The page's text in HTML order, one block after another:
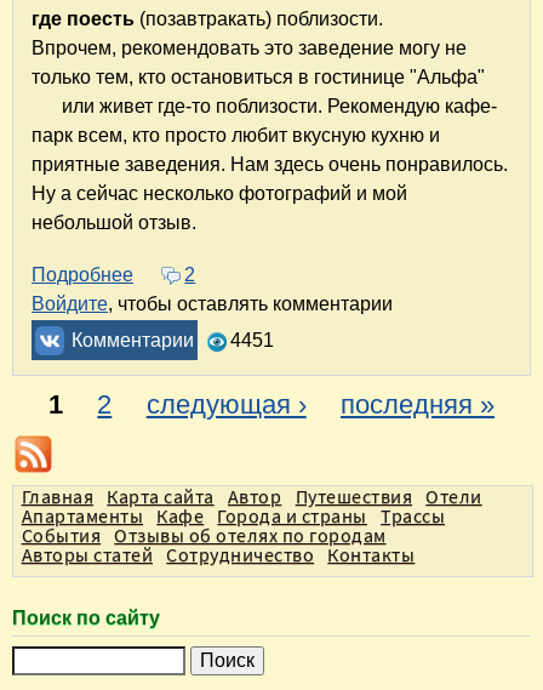
где поесть (позавтракать) поблизости.
Впрочем, рекомендовать это заведение могу не
только тем, кто остановиться в гостинице "Альфа"
или живет где-то поблизости. Рекомендую кафе-
парк всем, кто просто любит вкусную кухню и
приятные заведения. Нам здесь очень понравилось.
Ну а сейчас несколько фотографий и мой
небольшой отзыв.
Подробнее о Кафе-парк "Фруктовый сад" в Ростове-на-
2
Войдите, чтобы оставлять комментарии
Комментарии
4451
С
т
р
а
н
и
ц
ы
1 2 следующая › последняя »
Главная Карта сайта Автор Путешествия
Отели
Апартаменты Кафе Города и страны Трассы
События Отзывы об отелях по городам
Авторы статей Сотрудничество Контакты
Поиск по сайту